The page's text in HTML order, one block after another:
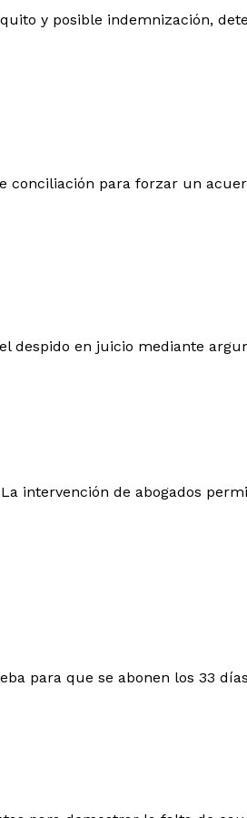
y posible indemnización,
conciliación para forzar un
despido en juicio mediante
intervención de abogados
para que se abonen los 33